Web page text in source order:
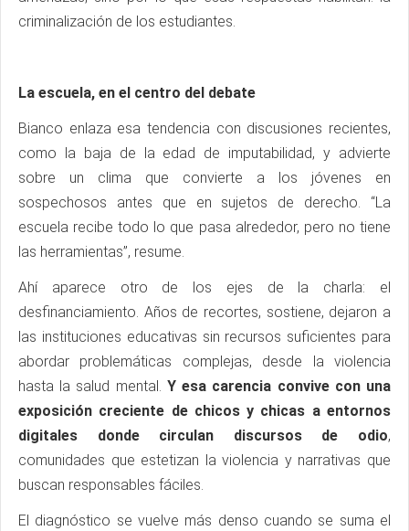
criminalización de los estudiantes.
La escuela, en el centro del debate
Bianco enlaza esa tendencia con discusiones recientes,
como la baja de la edad de imputabilidad, y advierte
sobre un clima que convierte a los jóvenes en
sospechosos antes que en sujetos de derecho. “La
escuela recibe todo lo que pasa alrededor, pero no tiene
las herramientas”, resume.
Ahí aparece otro de los ejes de la charla: el
desfinanciamiento. Años de recortes, sostiene, dejaron a
las instituciones educativas sin recursos suficientes para
abordar problemáticas complejas, desde la violencia
hasta la salud mental. Y esa carencia convive con una
exposición creciente de chicos y chicas a entornos
digitales donde circulan discursos de odio,
comunidades que estetizan la violencia y narrativas que
buscan responsables fáciles.
El diagnóstico se vuelve más denso cuando se suma el